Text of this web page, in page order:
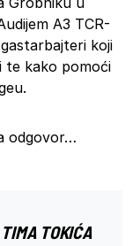
A3 TCR-
koji
te kako pomoći
odgovor…
TOKIĆA